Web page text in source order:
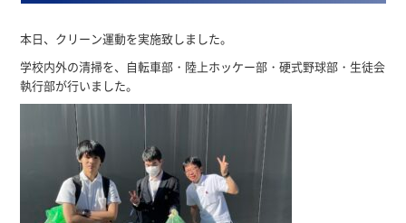
本日、クリーン運動を実施致しました。
学校内外の清掃を、自転車部・陸上ホッケー部・硬式野球部・生徒会
執行部が行いました。